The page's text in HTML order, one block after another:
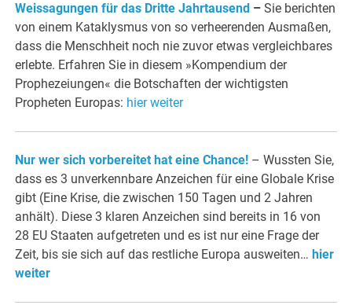
Weissagungen für das Dritte Jahrtausend –Sie berichten
von einem Kataklysmus von so verheerenden Ausmaßen,
dass die Menschheit noch nie zuvor etwas vergleichbares
erlebte. Erfahren Sie in diesem »Kompendium der
Prophezeiungen« die Botschaften der wichtigsten
Propheten Europas: hier weiter
Nur wer sich vorbereitet hat eine Chance! – Wussten Sie,
dass es 3 unverkennbare Anzeichen für eine Globale Krise
gibt (Eine Krise, die zwischen 150 Tagen und 2 Jahren
anhält). Diese 3 klaren Anzeichen sind bereits in 16 von
28 EU Staaten aufgetreten und es ist nur eine Frage der
Zeit, bis sie sich auf das restliche Europa ausweiten… hier
weiter